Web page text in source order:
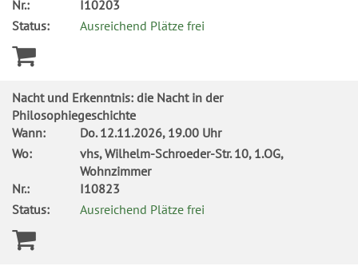
Nr.:
I10203
Status:
Ausreichend Plätze frei
Nacht und Erkenntnis: die Nacht in der
Philosophiegeschichte
Wann:
Do.12.11.2026, 19.00 Uhr
Wo:
vhs, Wilhelm-Schroeder-Str. 10, 1.OG,
Wohnzimmer
Nr.:
I10823
Status:
Ausreichend Plätze frei